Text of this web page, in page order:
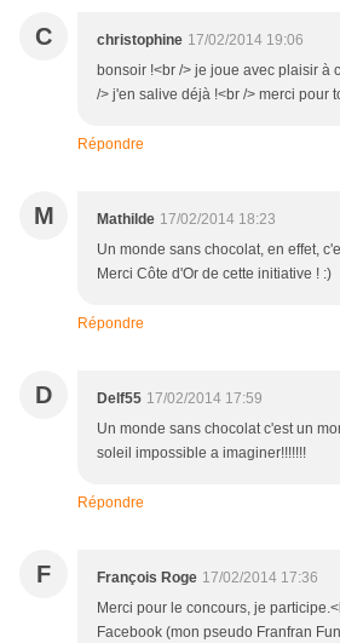
C christophine 17/02/2014 19:06
bonsoir !<br /> je joue avec plaisir à
/> j'en salive déjà !<br /> merci pour
Répondre
M Mathilde 17/02/2014 18:23
Un monde sans chocolat, en effet,
Merci Côte d'Or de cette initiative ! :)
Répondre
D Delf55 17/02/2014 17:59
Un monde sans chocolat c'est un
soleil impossible a imaginer!!!!!!!
Répondre
F François Roge 17/02/2014 17:36
Merci pour le concours, je
Facebook (mon pseudo Franfran